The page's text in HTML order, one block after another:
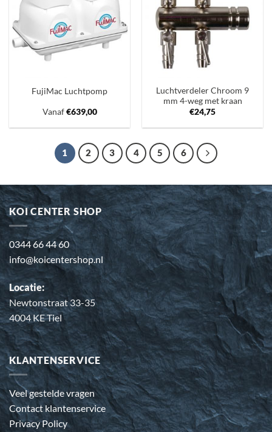
verlanglijst
FujiMac Luchtpomp
Vanaf€639,00
verlanglijst
Luchtverdeler Chroom 9
mm 4-weg met kraan
€24,75
1 2 3 4 5 6
KOI CENTER SHOP
0344 66 44 60
info@koicentershop.nl
Locatie:
Newtonstraat 33-35
4004 KE Tiel
KLANTENSERVICE
Veel gestelde vragen
Contact klantenservice
Privacy Policy